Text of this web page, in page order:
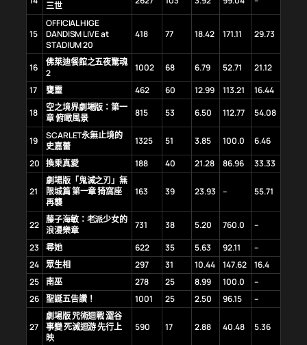
三世
15
OFFICIAL HIGE
DANDISM LIVE at
STADIUM 20
418 77 18.42 171.11 29.73
16
佛萊迪餐館之五夜驚魂
2
1002 68 6.79 52.71
21.12
17
甕靈 462 60 12.99 113.21
16.44
18
空之境界劇場版：第一
章 俯瞰風景
815 53 6.50 112.77 54.08
19
SCARLET永無止境的
史嘉蕾
1325 51 3.85 100.0
6.46
20 換乘真愛 188 40 21.28 86.96 33.33
21
劇場版「鬼滅之刃」無
限城篇 第一章 猗窩座
再襲
163 39 23.93 – 55.71
22 藤子海敏：老派少女的
浪漫樂章
731 38 5.20 760.0
–
23 尋她 622 35 5.63 92.11
–
24 眾生相 297 31 10.44 147.62
16.4
25 南巫 278 25 8.99 100.0
–
26 聖誕五告讚！ 1001 25 2.50 96.15 –
27
劇場版 咒術迴戰 澀谷
事變 死滅迴游 先行上
映
590 17 2.88 40.48 5.36